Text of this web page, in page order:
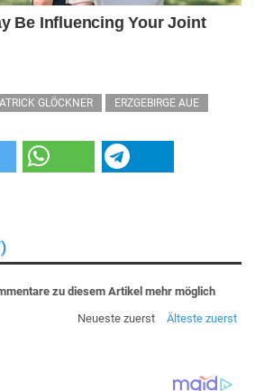
GLÖCKNER ERZGEBIRGE AUE
zu diesem Artikel mehr möglich
Neueste zuerst
Älteste zuerst